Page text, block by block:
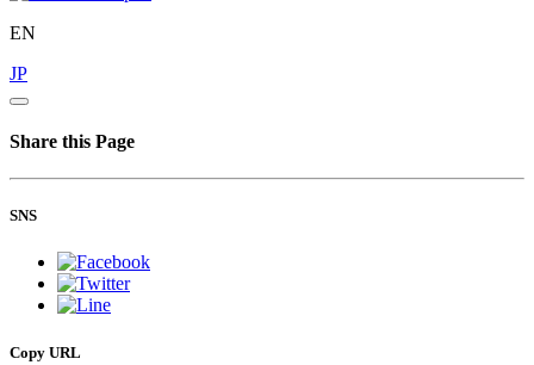
EN
JP
Share this Page
SNS
Copy URL